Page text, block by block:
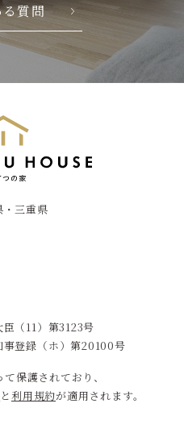
質問
三重県
（11）第3123号
登録（ホ）第20100号
保護されており、
と利用規約が適用されます。